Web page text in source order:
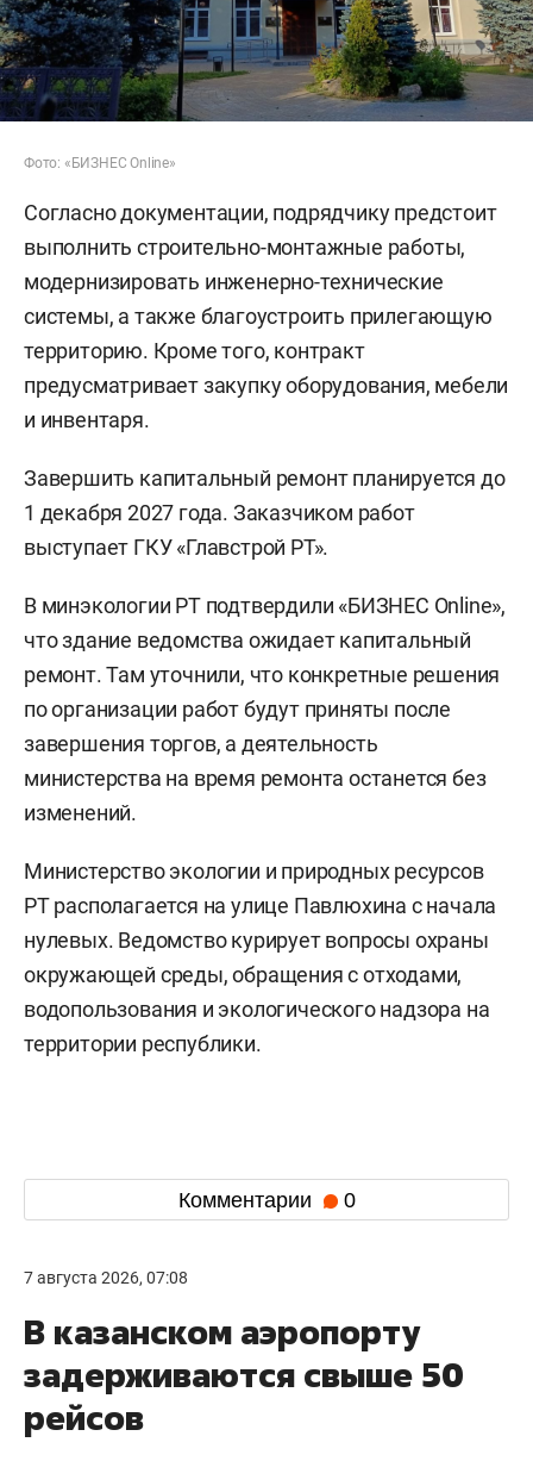
Фото: «БИЗНЕС Online»
Согласно документации, подрядчику предстоит
выполнить строительно-монтажные работы,
модернизировать инженерно-технические
системы, а также благоустроить прилегающую
территорию. Кроме того, контракт
предусматривает закупку оборудования, мебели
и инвентаря.
Завершить капитальный ремонт планируется до
1 декабря 2027 года. Заказчиком работ
выступает ГКУ «Главстрой РТ».
В минэкологии РТ подтвердили «БИЗНЕС Online»,
что здание ведомства ожидает капитальный
ремонт. Там уточнили, что конкретные решения
по организации работ будут приняты после
завершения торгов, а деятельность
министерства на время ремонта останется без
изменений.
Министерство экологии и природных ресурсов
РТ располагается на улице Павлюхина с начала
нулевых. Ведомство курирует вопросы охраны
окружающей среды, обращения с отходами,
водопользования и экологического надзора на
территории республики.
Комментарии 0
7 августа 2026, 07:08
В казанском аэропорту
задерживаются свыше 50
рейсов